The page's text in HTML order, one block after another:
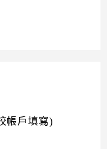
帳戶填寫)